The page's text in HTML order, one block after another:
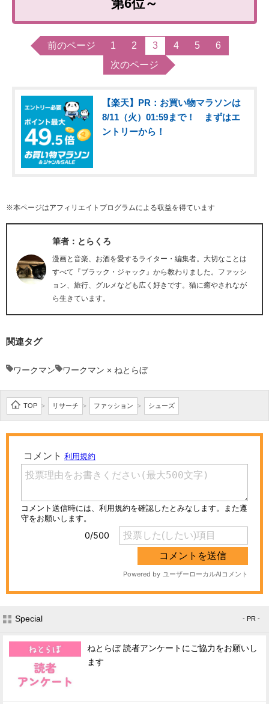
第6位～
前のページ 1 2 3 4 5
6
次のページ
【楽天】PR：お買い物マラソンは
8/11（火）01:59まで！ まずはエ
ントリーから！
※本ページはアフィリエイトプログラムによる収益を得ています
筆者：とらくろ
漫画と音楽、お酒を愛するライター・編集者。大切なことは
すべて『ブラック・ジャック』から教わりました。ファッシ
ョン、旅行、グルメなども広く好きです。猫に癒やされなが
ら生きています。
関連タグ
ワークマン ワークマン × ねとらぼ
TOP > リサーチ > ファッション > シューズ
Special - PR -
ねとらぼ 読者アンケートにご協力をお願いし
ます